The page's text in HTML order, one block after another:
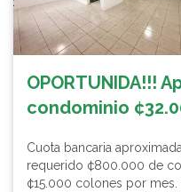
OPORTUNIDA!!!
condominio
Cuota bancaria
requerido ¢800.000 de
¢15.000 colones por